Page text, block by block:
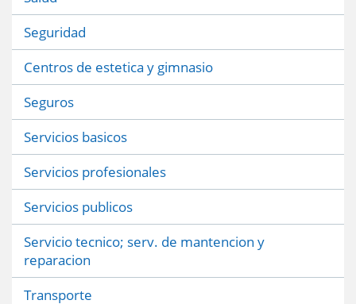
Seguridad
Centros de estetica y gimnasio
Seguros
Servicios basicos
Servicios profesionales
Servicios publicos
Servicio tecnico; serv. de mantencion y
reparacion
Transporte